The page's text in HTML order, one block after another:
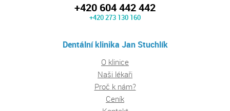
+420 604 442 442
+420 273 130 160
Dentální klinika Jan Stuchlík
O klinice
Naši lékaři
Proč k nám?
Ceník